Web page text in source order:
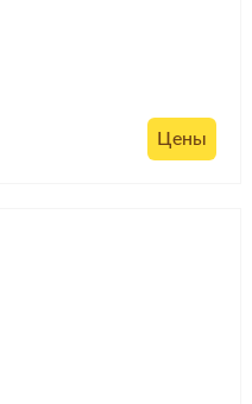
Цены